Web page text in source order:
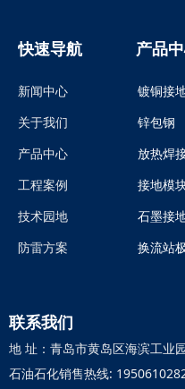
联系我们
地 址：青岛市黄岛区海滨工业
石油石化销售热线:
快速导航
新闻中心
关于我们
产品中心
工程案例
技术园地
防雷方案
产品
镀铜接
锌包钢
放热焊
接地模
石墨接